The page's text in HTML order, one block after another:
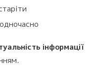
інформації